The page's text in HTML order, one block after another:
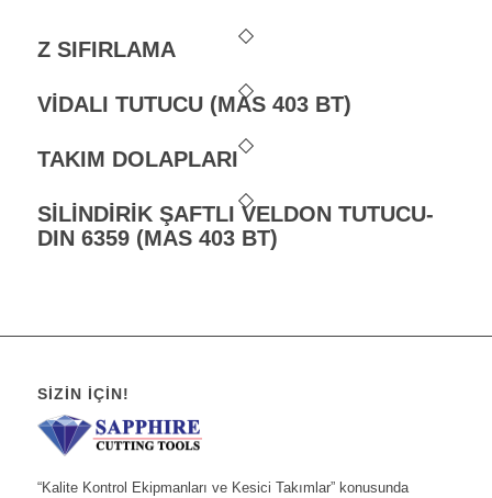
Z SIFIRLAMA
VİDALI TUTUCU (MAS 403 BT)
TAKIM DOLAPLARI
SİLİNDİRİK ŞAFTLI VELDON TUTUCU-
DIN 6359 (MAS 403 BT)
SIZIN İÇIN!
“Kalite Kontrol Ekipmanları ve Kesici Takımlar” konusunda